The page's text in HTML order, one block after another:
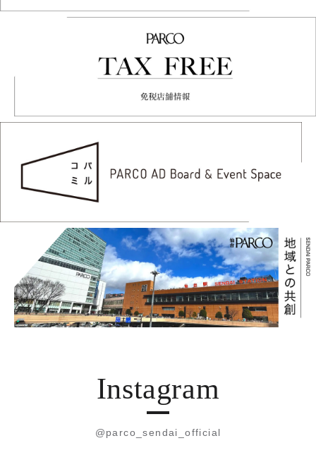
Instagram
@parco_sendai_official